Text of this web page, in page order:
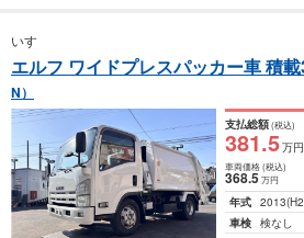
いすゞ
エルフ ワイドプレスパッカー車 積
N）
支払総額(税込)
381.5万円
車両価格(税込)
368.5万円
年式 2013
車検 検なし